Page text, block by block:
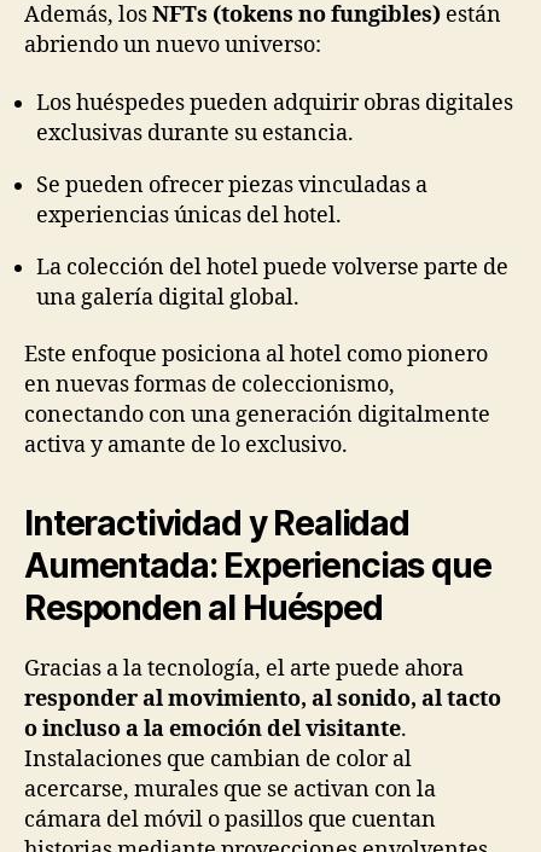
Además, losNFTs (tokens no fungibles) están
abriendo un nuevo universo:
Los huéspedes pueden adquirir obras digitales
exclusivas durante su estancia.
Se pueden ofrecer piezas vinculadas a
experiencias únicas del hotel.
La colección del hotel puede volverse parte de
una galería digital global.
Este enfoque posiciona al hotel como pionero
en nuevas formas de coleccionismo,
conectando con una generación digitalmente
activa y amante de lo exclusivo.
Interactividad y Realidad
Aumentada: Experiencias que
Responden al Huésped
Gracias a la tecnología, el arte puede ahora
responder al movimiento, al sonido, al tacto
o incluso a la emoción del visitante.
Instalaciones que cambian de color al
acercarse, murales que se activan con la
cámara del móvil o pasillos que cuentan